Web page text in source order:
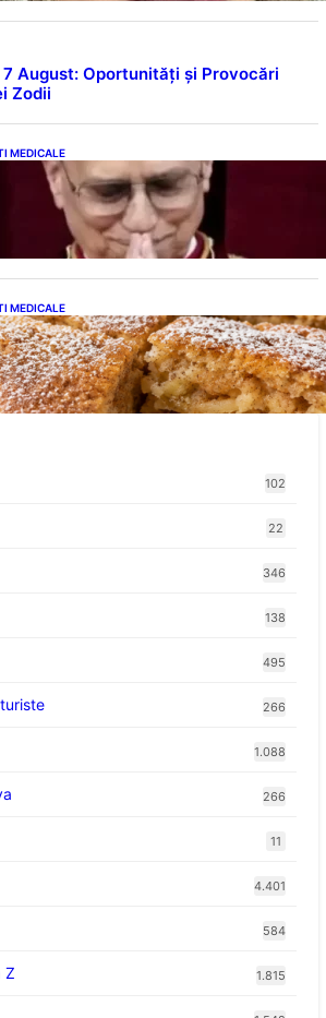
August: Oportunități și Provocări
Zodii
MEDICALE
Revoluționare: Originile Papei
al XIV-lea și Legăturile Sale Cu Cuba
MEDICALE
de post cu mere și scorțișoară: O
Dulce pentru Postul Adormirii
Domnului
102
22
346
138
495
266
1.088
266
11
4.401
584
Z 1.815